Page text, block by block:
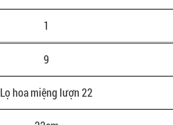
1
9
Lọ hoa miệng lượn 22